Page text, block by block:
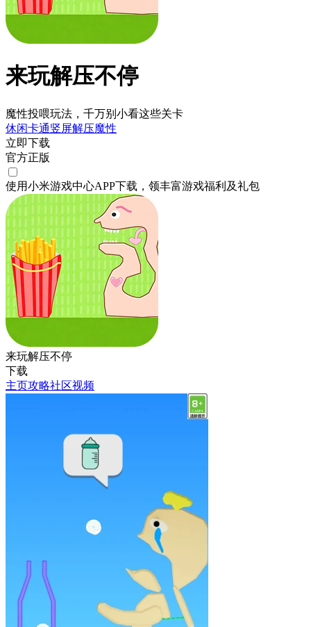
来玩解压不停
魔性投喂玩法，千万别小看这些关卡
休闲卡通竖屏解压魔性
立即下载
官方正版
使用小米游戏中心APP下载 ，领丰富游戏福利 及礼包
来玩解压不停
下载
主页攻略社区视频